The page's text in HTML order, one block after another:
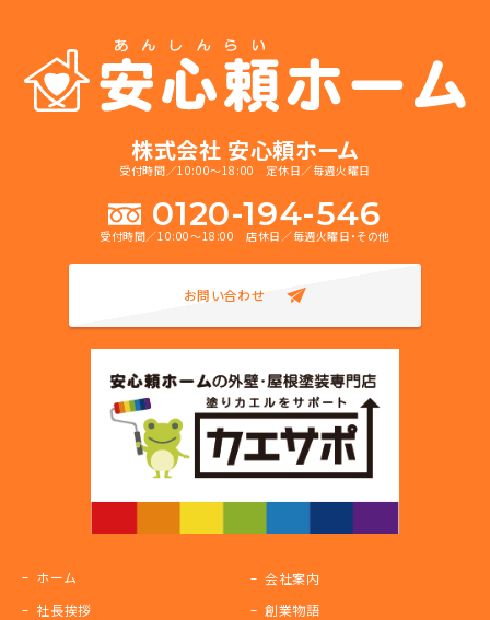
株式会社 安心頼ホーム
受付時間／10:00～18:00 定休日／毎週火曜日
0120-194-546
受付時間／10:00～18:00 店休日／毎週火曜日・その他
お問い合わせ
ホーム
会社案内
社長挨拶
創業物語